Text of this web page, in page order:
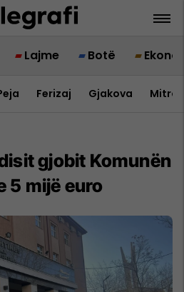
Lajme Botë
Ferizaj Gjakova
gjobit Komunën
5 mijë euro